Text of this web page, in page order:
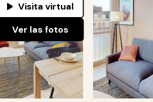
Visita virtual
Ver las fotos